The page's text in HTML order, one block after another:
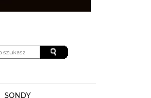
SONDY